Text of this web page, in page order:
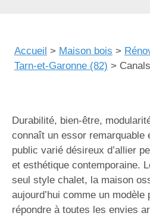
Accueil > Maison bois >
Tarn-et-Garonne (82) >
Durabilité, bien-être,
connaît un essor remarquable
public varié désireux d’allier
et esthétique contemporaine.
seul style chalet, la maison
aujourd’hui comme un
répondre à toutes les envies